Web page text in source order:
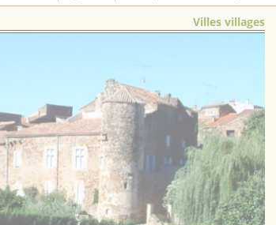
Villes villages